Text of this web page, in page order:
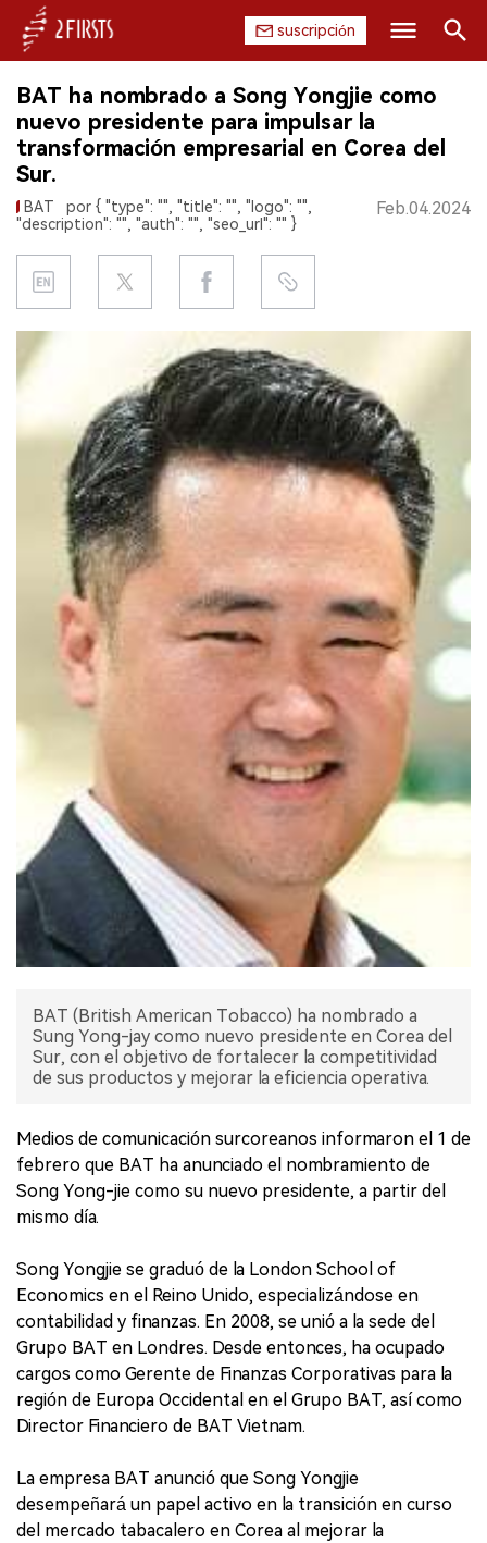
suscripción
INICIO
EMPRESA
PRODUCTO
REGULACIÓN
DATOS
EXPOSICIÓN
ENTREVISTA
Buscar
BAT ha nombrado a Song Yongjie como
nuevo presidente para impulsar la
transformación empresarial en Corea del
Sur.
BAT
por { "type": "", "title": "", "logo": "",
"description": "", "auth": "", "seo_url": "" }
Feb.04.2024
BAT (British American Tobacco) ha nombrado a
Sung Yong-jay como nuevo presidente en Corea del
Sur, con el objetivo de fortalecer la competitividad
de sus productos y mejorar la eficiencia operativa.
Medios de comunicación surcoreanos informaron el 1 de
febrero que BAT ha anunciado el nombramiento de
Song Yong-jie como su nuevo presidente, a partir del
mismo día.
Song Yongjie se graduó de la London School of
Economics en el Reino Unido, especializándose en
contabilidad y finanzas. En 2008, se unió a la sede del
Grupo BAT en Londres. Desde entonces, ha ocupado
cargos como Gerente de Finanzas Corporativas para la
región de Europa Occidental en el Grupo BAT, así como
Director Financiero de BAT Vietnam.
La empresa BAT anunció que Song Yongjie
desempeñará un papel activo en la transición en curso
del mercado tabacalero en Corea al mejorar la